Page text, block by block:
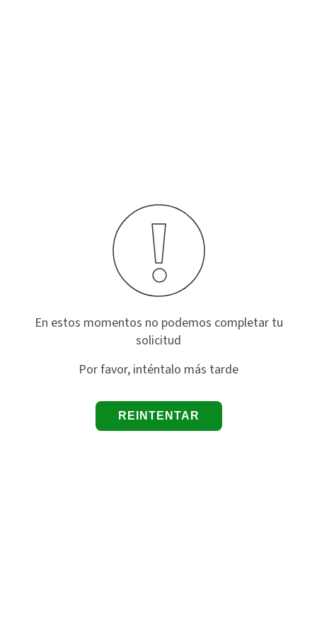
En estos momentos no podemos completar tu
solicitud
Por favor, inténtalo más tarde
REINTENTAR